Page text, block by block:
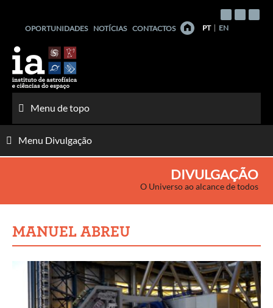
conteúdo
OPORTUNIDADES NOTÍCIAS CONTACTOS PT EN
Menu de topo
Menu Divulgação
DIVULGAÇÃO
O Universo ao alcance de todos
MANUEL ABREU